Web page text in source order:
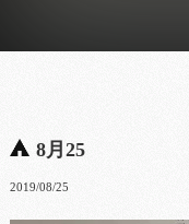
8月25
2019/08/25